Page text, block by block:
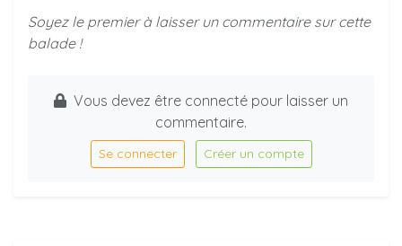
Soyez le premier à laisser un commentaire sur cette
balade !
Vous devez être connecté pour laisser un
commentaire.
Se connecter Créer un compte